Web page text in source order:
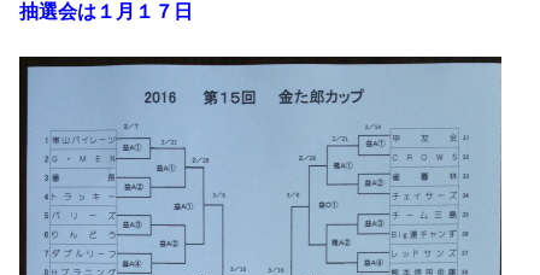
抽選会は１月１７日